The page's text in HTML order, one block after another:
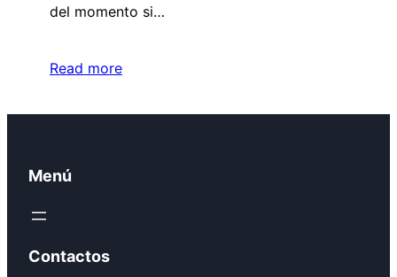
del momento si…
Read more
Menú
Contactos